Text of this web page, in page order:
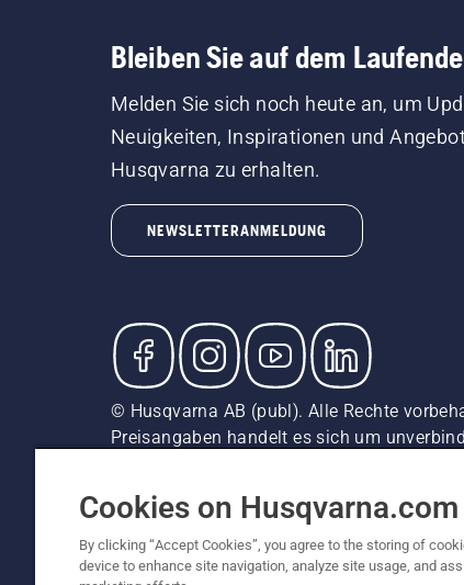
Bleiben Sie auf dem
Melden Sie sich noch heute an, um
Neuigkeiten, Inspirationen und
Husqvarna zu erhalten.
NEWSLETTERANMELDUNG
© Husqvarna AB (publ). Alle Rechte
Preisangaben handelt es sich um
unverbindliche Preisempfehlungen (inkl.
Cookie-Richtlinie Nutzungsbedingungen
Cookies on Husqvarna.com
By clicking “Accept Cookies”, you agree to the storing of
device to enhance site navigation, analyze site usage, and